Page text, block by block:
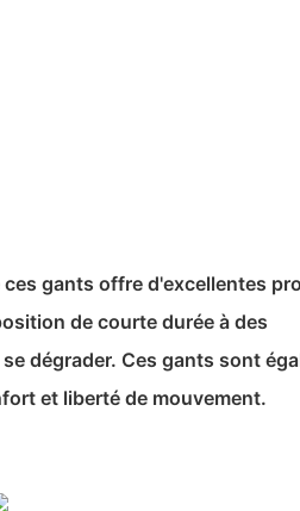
gants offre d'excellentes
de courte durée à des
dégrader. Ces gants sont
et liberté de mouvement.